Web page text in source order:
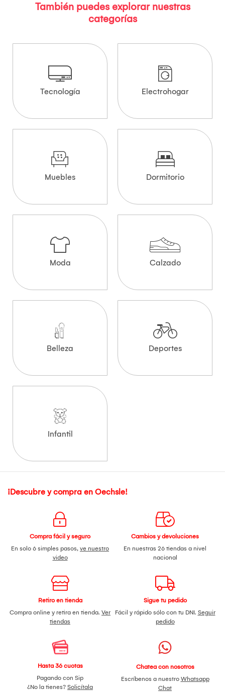
También puedes explorar nuestras
categorías
Tecnología Electrohogar
Muebles Dormitorio
Moda Calzado
Belleza Deportes
Infantil
¡Descubre y compra en Oechsle!
Compra fácil y seguro
En solo 6 simples pasos, ve nuestro
video
Cambios y devoluciones
En nuestras 26 tiendas a nivel
nacional
Retiro en tienda
Compra online y retira en tienda. Ver
tiendas
Sigue tu pedido
Fácil y rápido sólo con tu DNI. Seguir
pedido
Hasta 36 cuotas
Pagando con Sip
¿No la tienes? Solicítala
Chatea con nosotros
Escríbenos a nuestro Whatsapp
Chat